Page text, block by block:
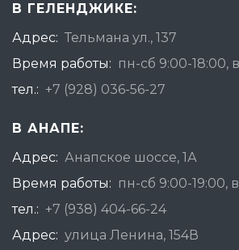
В ГЕЛЕНДЖИКЕ:
Адрес: Тельмана ул., 137
Время работы: пн-сб 9:00-18:00,
тел.: +7 (928) 036-56-27
В АНАПЕ:
Адрес: Анапское шоссе, 1А
Время работы: пн-сб 9:00-19:00,
тел.: +7 (938) 404-66-24
Адрес: улица Ленина, 154В